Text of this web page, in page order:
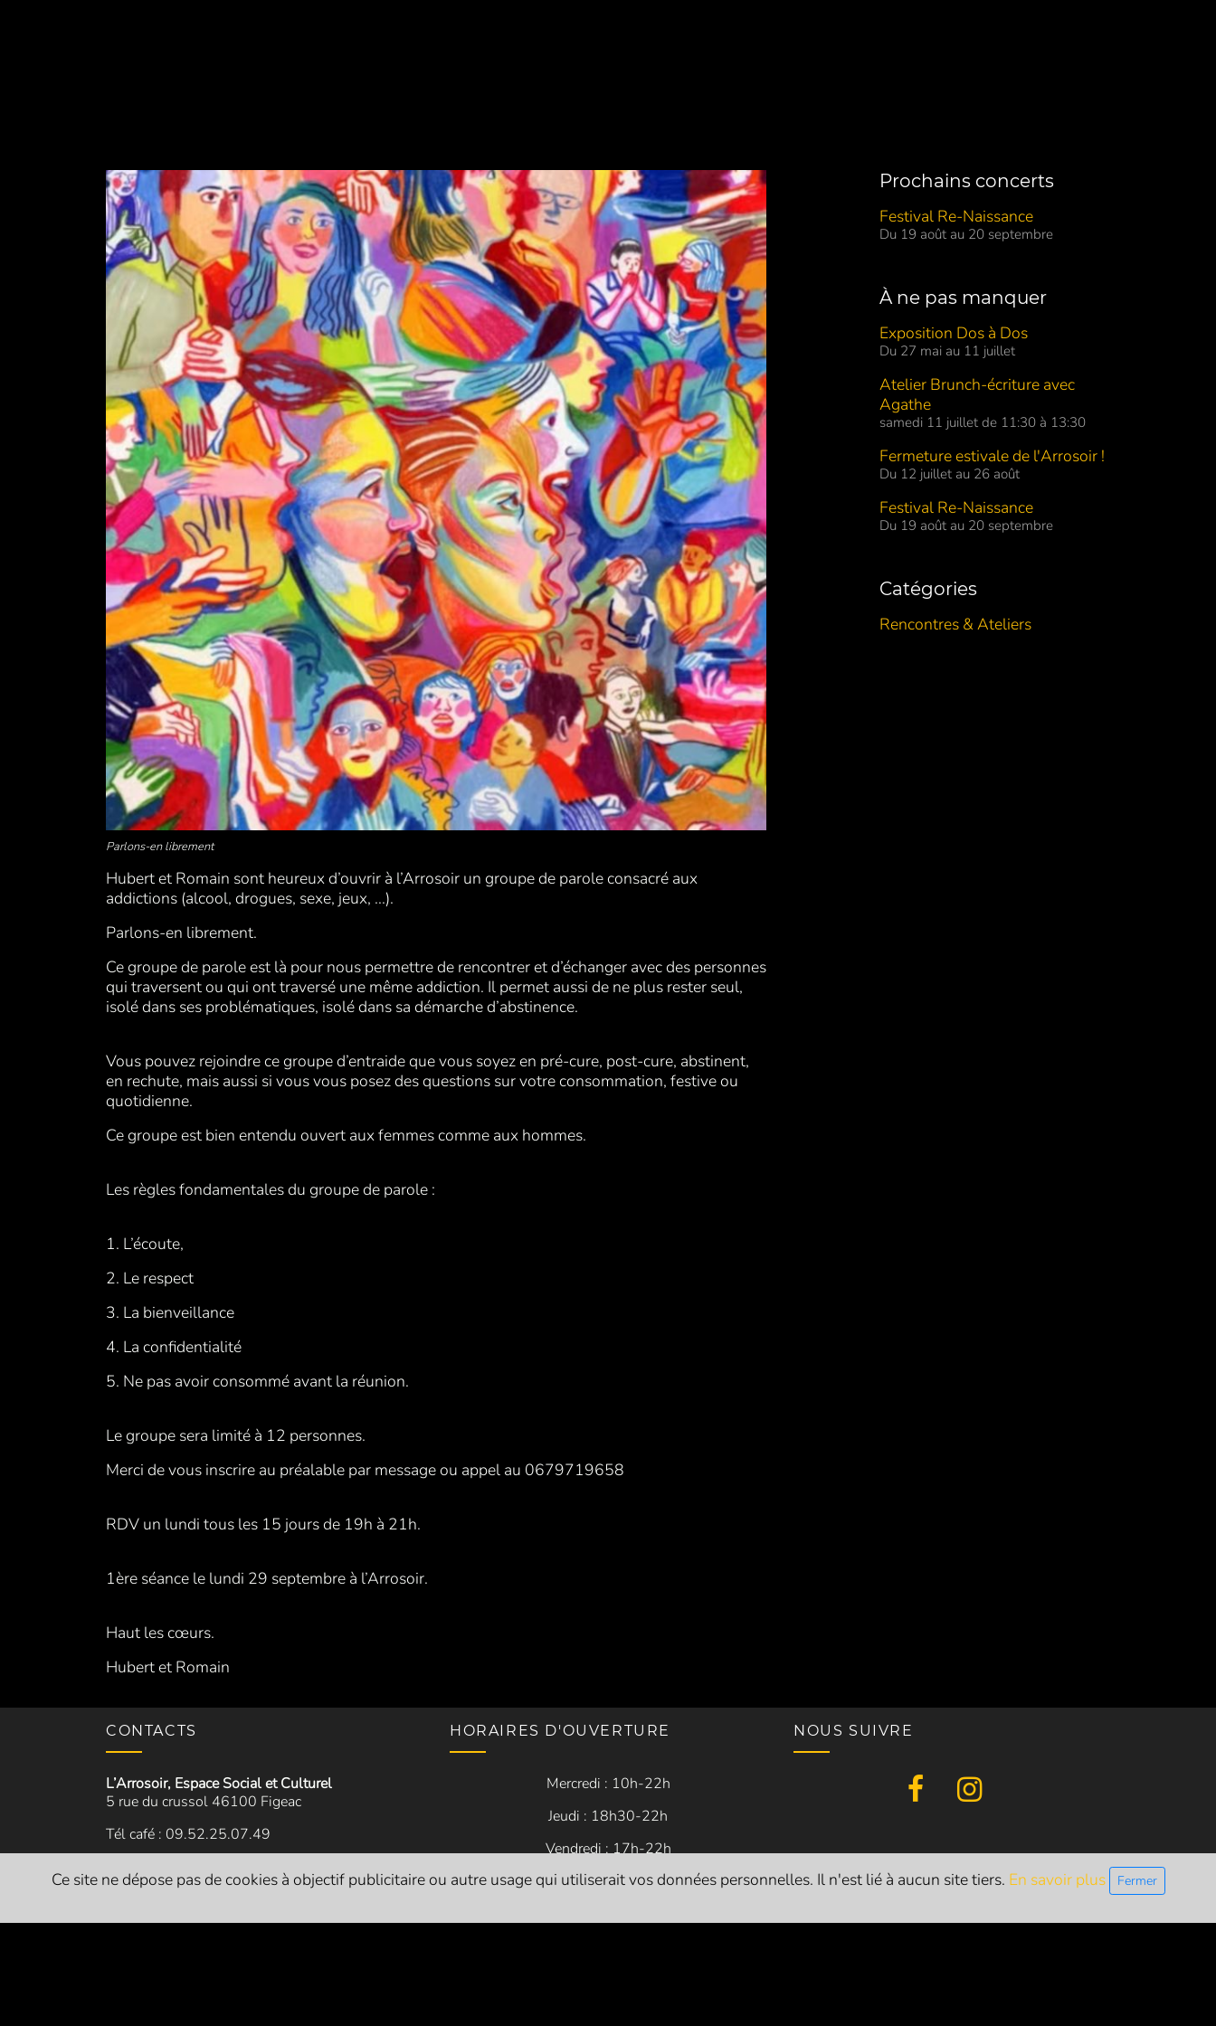
Parlons-en librement
Hubert et Romain sont heureux d’ouvrir à l’Arrosoir un groupe de parole consacré aux
addictions (alcool, drogues, sexe, jeux, ...).
Parlons-en librement.
Ce groupe de parole est là pour nous permettre de rencontrer et d’échanger avec des personnes
qui traversent ou qui ont traversé une même addiction. Il permet aussi de ne plus rester seul,
isolé dans ses problématiques, isolé dans sa démarche d’abstinence.
Vous pouvez rejoindre ce groupe d’entraide que vous soyez en pré-cure, post-cure, abstinent,
en rechute, mais aussi si vous vous posez des questions sur votre consommation, festive ou
quotidienne.
Ce groupe est bien entendu ouvert aux femmes comme aux hommes.
Les règles fondamentales du groupe de parole :
1. L’écoute,
2. Le respect
3. La bienveillance
4. La confidentialité
5. Ne pas avoir consommé avant la réunion.
Le groupe sera limité à 12 personnes.
Merci de vous inscrire au préalable par message ou appel au 0679719658
RDV un lundi tous les 15 jours de 19h à 21h.
1ère séance le lundi 29 septembre à l’Arrosoir.
Haut les cœurs.
Hubert et Romain
Prochains concerts
Festival Re-Naissance
Du 19 août au 20 septembre
À ne pas manquer
Exposition Dos à Dos
Du 27 mai au 11 juillet
Atelier Brunch-écriture avec
Agathe
samedi 11 juillet de 11:30 à 13:30
Fermeture estivale de l'Arrosoir !
Du 12 juillet au 26 août
Festival Re-Naissance
Du 19 août au 20 septembre
Catégories
Rencontres & Ateliers
CONTACTS
L’Arrosoir, Espace Social et Culturel
5 rue du crussol 46100 Figeac
Tél café : 09.52.25.07.49
HORAIRES D'OUVERTURE
Mercredi : 10h-22h
Jeudi : 18h30-22h
Vendredi : 17h-22h
Samedi : 10h-22h
NOUS SUIVRE
Ce site ne dépose pas de cookies à objectif publicitaire ou autre usage qui utiliserait vos données personnelles. Il n'est lié à aucun site tiers. En savoir plus Fermer